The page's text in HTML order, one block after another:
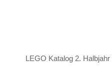
LEGO Katalog 2.